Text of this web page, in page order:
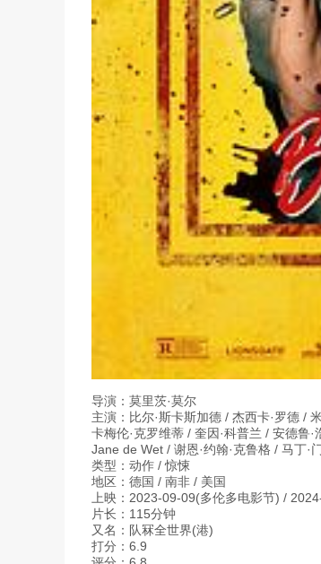
导演：莫里茨·莫尔
主演：比尔·斯卡斯加德 / 杰西卡·罗德 /
卡梅伦·克罗维蒂 / 奎因·科普兰 / 安德鲁
Jane de Wet / 谢恩·约翰·克鲁格 / 马丁·
类型：动作 / 惊悚
地区：德国 / 南非 / 美国
上映：2023-09-09(多伦多电影节) /
片长：115分钟
又名：队冧全世界(港)
打分：6.9